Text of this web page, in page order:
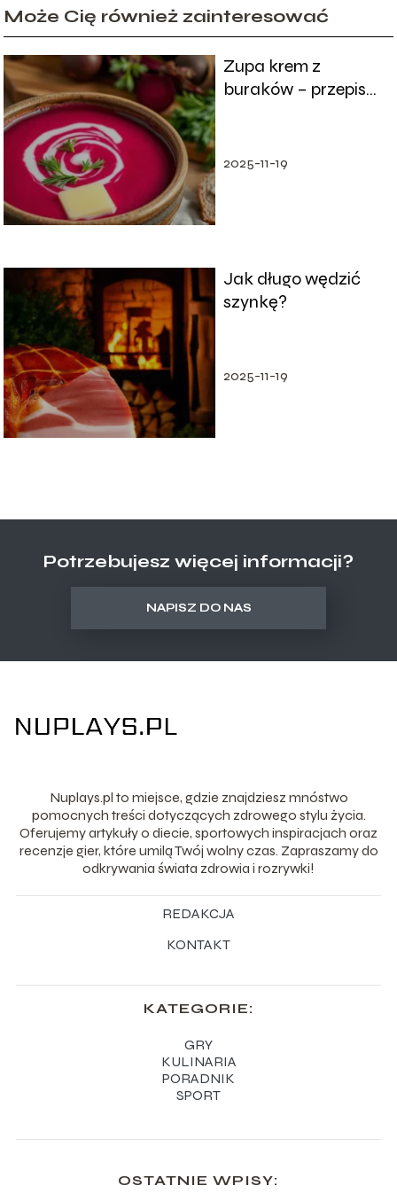
Może Cię również zainteresować
Zupa krem z
buraków – przepis
2025-11-19
Jak długo wędzić
szynkę?
2025-11-19
Potrzebujesz więcej informacji?
NAPISZ DO NAS
Nuplays.pl to miejsce, gdzie znajdziesz mnóstwo
pomocnych treści dotyczących zdrowego stylu życia.
Oferujemy artykuły o diecie, sportowych inspiracjach oraz
recenzje gier, które umilą Twój wolny czas. Zapraszamy do
odkrywania świata zdrowia i rozrywki!
REDAKCJA
KONTAKT
KATEGORIE:
GRY
KULINARIA
PORADNIK
SPORT
OSTATNIE WPISY: